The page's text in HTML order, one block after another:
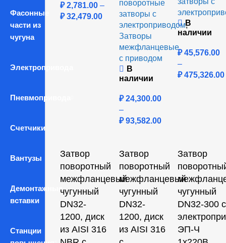
Фасонные
части из
чугуна
Электропривода
Пневмопривода
Счетчики
Вантузы
Демонтажные
вставки
Станции
₽2,781.00 –
₽32,479.00
поворотные
затворы с
электроприводом,
Затворы
межфланцевые
с приводом
В
наличии
₽24,300.00
–
₽93,582.00
В
наличии
₽45,576.00
–
₽475,326.00
Затвор
поворотный
межфланцевый
чугунный
DN32-
1200, диск
из AISI 316
Затвор
поворотный
межфланцевый
чугунный
DN32-
1200, диск
из AISI 316
Затвор
чугунный
DN32-300 с
ЭП-Ч